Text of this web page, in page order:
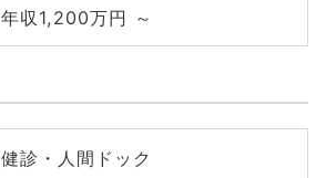
年収1,200万円 ～
健診・人間ドック